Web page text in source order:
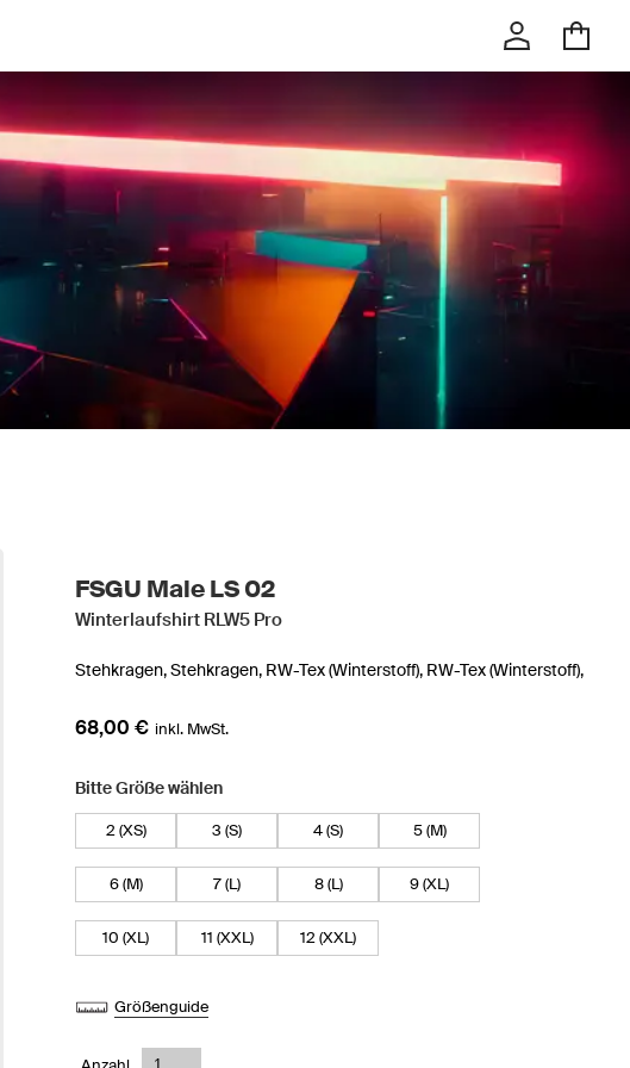
FSGU Male LS 02
Winterlaufshirt RLW5 Pro
Stehkragen,Stehkragen, RW-Tex (Winterstoff), RW-Tex (Winterstoff),
68,00 € inkl. MwSt.
Bitte Größe wählen
2 (XS) 3 (S) 4 (S) 5 (M)
6 (M) 7 (L) 8 (L) 9 (XL)
10 (XL) 11 (XXL) 12 (XXL)
Größenguide
Anzahl